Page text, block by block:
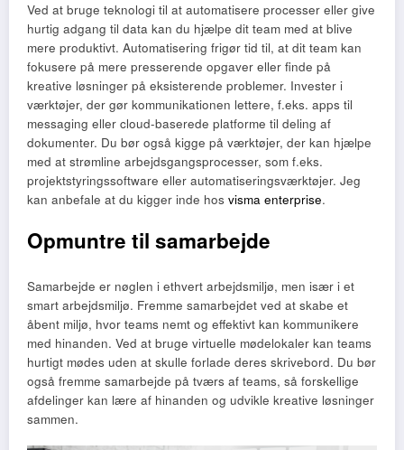
Ved at bruge teknologi til at automatisere processer eller give
hurtig adgang til data kan du hjælpe dit team med at blive
mere produktivt. Automatisering frigør tid til, at dit team kan
fokusere på mere presserende opgaver eller finde på
kreative løsninger på eksisterende problemer. Invester i
værktøjer, der gør kommunikationen lettere, f.eks. apps til
messaging eller cloud-baserede platforme til deling af
dokumenter. Du bør også kigge på værktøjer, der kan hjælpe
med at strømline arbejdsgangsprocesser, som f.eks.
projektstyringssoftware eller automatiseringsværktøjer. Jeg
kan anbefale at du kigger inde hos visma enterprise.
Opmuntre til samarbejde
Samarbejde er nøglen i ethvert arbejdsmiljø, men især i et
smart arbejdsmiljø. Fremme samarbejdet ved at skabe et
åbent miljø, hvor teams nemt og effektivt kan kommunikere
med hinanden. Ved at bruge virtuelle mødelokaler kan teams
hurtigt mødes uden at skulle forlade deres skrivebord. Du bør
også fremme samarbejde på tværs af teams, så forskellige
afdelinger kan lære af hinanden og udvikle kreative løsninger
sammen.